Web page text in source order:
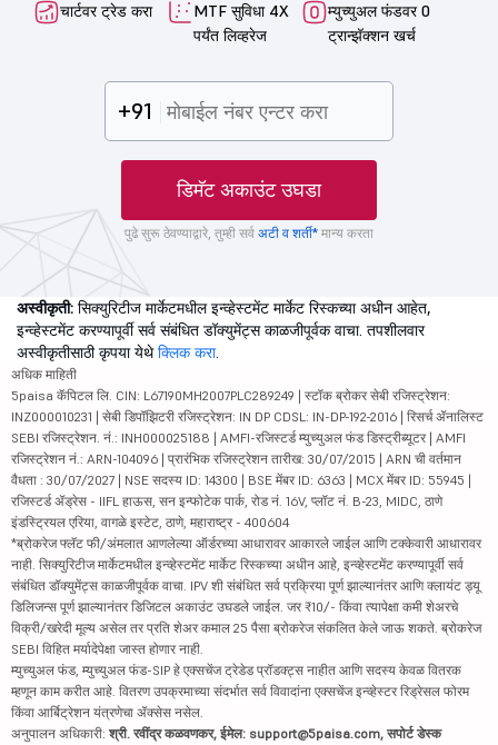
चार्टवर ट्रेड करा
MTF सुविधा 4X
पर्यंत लिव्हरेज
म्युच्युअल फंडवर 0
ट्रान्झॅक्शन खर्च
+91
डिमॅट अकाउंट उघडा
पुढे सुरू ठेवण्याद्वारे, तुम्ही सर्व अटी व शर्ती* मान्य करता
अस्वीकृती: सिक्युरिटीज मार्केटमधील इन्व्हेस्टमेंट मार्केट रिस्कच्या अधीन आहेत,
इन्व्हेस्टमेंट करण्यापूर्वी सर्व संबंधित डॉक्युमेंट्स काळजीपूर्वक वाचा. तपशीलवार
अस्वीकृतीसाठी कृपया येथेक्लिक करा.
अधिक माहिती
5paisa कॅपिटल लि. CIN: L67190MH2007PLC289249 | स्टॉक ब्रोकर सेबी रजिस्ट्रेशन:
INZ000010231 | सेबी डिपॉझिटरी रजिस्ट्रेशन: IN DP CDSL: IN-DP-192-2016 | रिसर्च ॲनालिस्ट
SEBI रजिस्ट्रेशन. नं.: INH000025188 | AMFI-रजिस्टर्ड म्युच्युअल फंड डिस्ट्रीब्यूटर | AMFI
रजिस्ट्रेशन नं.: ARN-104096 | प्रारंभिक रजिस्ट्रेशन तारीख: 30/07/2015 | ARN ची वर्तमान
वैधता : 30/07/2027 | NSE सदस्य ID: 14300 | BSE मेंबर ID: 6363 | MCX मेंबर ID: 55945 |
रजिस्टर्ड ॲड्रेस - IIFL हाऊस, सन इन्फोटेक पार्क, रोड नं. 16V, प्लॉट नं. B-23, MIDC, ठाणे
इंडस्ट्रियल एरिया, वागळे इस्टेट, ठाणे, महाराष्ट्र - 400604
*ब्रोकरेज फ्लॅट फी/अंमलात आणलेल्या ऑर्डरच्या आधारावर आकारले जाईल आणि टक्केवारी आधारावर
नाही. सिक्युरिटीज मार्केटमधील इन्व्हेस्टमेंट मार्केट रिस्कच्या अधीन आहे, इन्व्हेस्टमेंट करण्यापूर्वी सर्व
संबंधित डॉक्युमेंट्स काळजीपूर्वक वाचा. IPV शी संबंधित सर्व प्रक्रिया पूर्ण झाल्यानंतर आणि क्लायंट ड्यू
डिलिजन्स पूर्ण झाल्यानंतर डिजिटल अकाउंट उघडले जाईल. जर ₹10/- किंवा त्यापेक्षा कमी शेअरचे
विक्री/खरेदी मूल्य असेल तर प्रति शेअर कमाल 25 पैसा ब्रोकरेज संकलित केले जाऊ शकते. ब्रोकरेज
SEBI विहित मर्यादेपेक्षा जास्त होणार नाही.
म्युच्युअल फंड, म्युच्युअल फंड-SIP हे एक्सचेंज ट्रेडेड प्रॉडक्ट्स नाहीत आणि सदस्य केवळ वितरक
म्हणून काम करीत आहे. वितरण उपक्रमाच्या संदर्भात सर्व विवादांना एक्सचेंज इन्व्हेस्टर रिड्रेसल फोरम
किंवा आर्बिट्रेशन यंत्रणेचा ॲक्सेस नसेल.
अनुपालन अधिकारी: श्री. रवींद्र कळवणकर, ईमेल: support@5paisa.com, सपोर्ट डेस्क